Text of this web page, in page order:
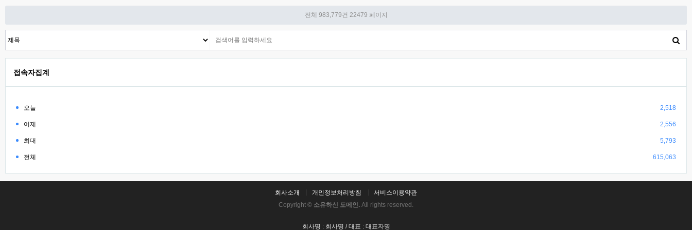
전체 983,779건 22479 페이지
접속자집계
오늘 2,518
어제 2,556
최대 5,793
전체 615,063
회사소개 개인정보처리방침
서비스이용약관
Copyright © 소유하신 도메인. All rights reserved.
회사명 : 회사명 / 대표 : 대표자명